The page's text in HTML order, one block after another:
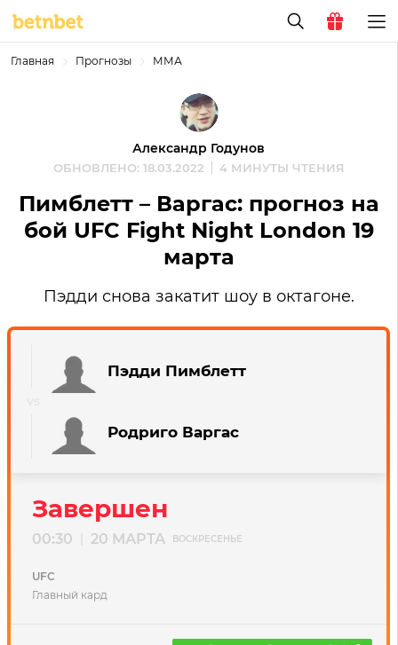
Главная Прогнозы ММА
Александр Годунов
ОБНОВЛЕНО: 18.03.2022 4 МИНУТЫ ЧТЕНИЯ
Пимблетт – Варгас: прогноз на
бой UFC Fight Night London 19
марта
Пэдди снова закатит шоу в октагоне.
Пэдди Пимблетт
Родриго Варгас
Завершен
00:30 20 МАРТА ВОСКРЕСЕНЬЕ
UFC
Главный кард